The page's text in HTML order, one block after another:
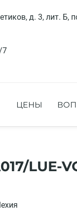
д. 3, лит. Б,
7
компании
ЦЕНЫ
LUE-